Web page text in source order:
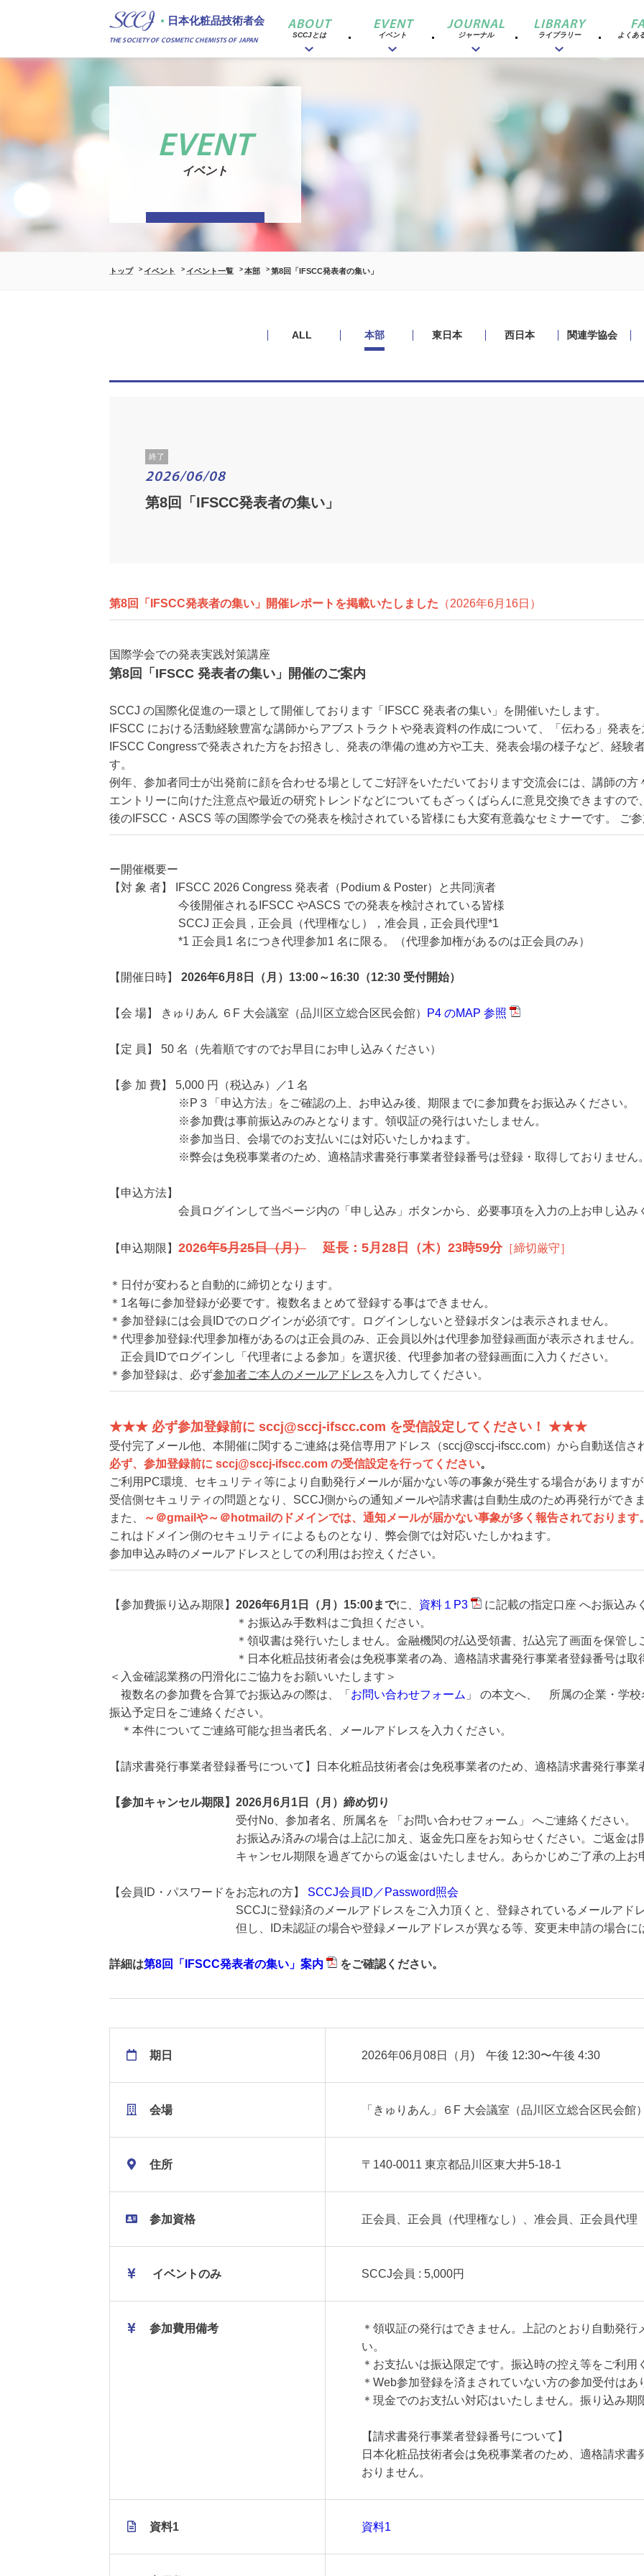
日本化粧品技術者会
THE SOCIETY OF COSMETIC CHEMISTS OF JAPAN
ABOUT
SCCJとは
EVENT
イベント
JOURNAL
ジャーナル
LIBRARY
ライブラリー よくあ
EVENT
イベント
トップ イベント イベント一覧 本部 第8回「IFSCC発表者の集い」
ALL 本部 東日本 西日本 関連学協会
終了
2026/06/08
第8回「IFSCC発表者の集い」
第8回「IFSCC発表者の集い」 開催レポート を掲載いたしました （2026年6月16日）
国際学会での発表実践対策講座
第8回「IFSCC 発表者の集い」開催のご案内
SCCJ の国際化促進の一環として開催しております「IFSCC 発表者の集い」を開催いたします。
IFSCC における活動経験豊富な講師からアブストラクトや発表資料の作成について、「伝わる」発表
IFSCC Congressで発表された方をお招きし、発表の準備の進め方や工夫、発表会場の様子など、経験
す。
例年、参加者同士が出発前に顔を合わせる場としてご好評をいただいております交流会には、講師の方
エントリーに向けた注意点や最近の研究トレンドなどについてもざっくばらんに意見交換できますの
後のIFSCC・ASCS 等の国際学会での発表を検討されている皆様にも大変有意義なセミナーです。 ご
ー開催概要ー
【対 象 者】 IFSCC 2026 Congress 発表者（Podium & Poster）と共同演者
今後開催されるIFSCC やASCS での発表を検討されている皆様
SCCJ 正会員，正会員（代理権なし），准会員，正会員代理*1
*1 正会員1 名につき代理参加1 名に限る。（代理参加権があるのは正会員のみ）
【開催日時】 2026年6月8日（月）13:00～16:30（12:30 受付開始）
【会 場】 きゅりあん ６F 大会議室（品川区立総合区民会館） P4 のMAP 参照
【定 員】 50 名（先着順ですのでお早目にお申し込みください）
【参 加 費】 5,000 円（税込み）／1 名
※P３「申込方法」をご確認の上、お申込み後、期限までに参加費をお振込みください。
※参加費は事前振込みのみとなります。領収証の発行はいたしません。
※参加当日、会場でのお支払いには対応いたしかねます。
※弊会は免税事業者のため、適格請求書発行事業者登録番号は登録・取得しておりません
【申込方法】
会員ログインして当ページ内の「申し込み」ボタンから、必要事項を入力の上お申し込み
【申込期限】 2026年5月25日（月） 延長：5月28日（木）23時59分［締切厳守］
＊日付が変わると自動的に締切となります。
＊1名毎に参加登録が必要です。複数名まとめて登録する事はできません。
＊参加登録には会員IDでのログインが必須です。ログインしないと登録ボタンは表示されません。
＊代理参加登録:代理参加権があるのは正会員のみ、正会員以外は代理参加登録画面が表示されません。
正会員IDでログインし「代理者による参加」を選択後、代理参加者の登録画面に入力ください。
＊参加登録は、必ず参加者ご本人のメールアドレス を入力してください。
★★★ 必ず参加登録前に sccj@sccj-ifscc.com を受信設定してください！ ★★★
受付完了メール他、本開催に関するご連絡は発信専用アドレス（sccj@sccj-ifscc.com）から自動送信さ
必ず、参加登録前に sccj@sccj-ifscc.com の受信設定を行ってください。
ご利用PC環境、セキュリティ等により自動発行メールが届かない等の事象が発生する場合があります
受信側セキュリティの問題となり、SCCJ側からの通知メールや請求書は自動生成のため再発行ができ
また、
～＠gmailや～＠hotmailのドメインでは、通知メールが届かない事象が多く報告されております
これはドメイン側のセキュリティによるものとなり、弊会側では対応いたしかねます。
参加申込み時のメールアドレスとしての利用はお控えください。
【参加費振り込み期限】 2026年6月1日（月）15:00までに、 資料１P3
に記載の指定口座 へお振込み
＊お振込み手数料はご負担ください。
＊領収書は発行いたしません。金融機関の払込受領書、払込完了画面を保管しご
＊日本化粧品技術者会は免税事業者の為、適格請求書発行事業者登録番号は取得
＜入金確認業務の円滑化にご協力をお願いいたします＞
複数名の参加費を合算でお振込みの際は、「 お問い合わせフォーム 」 の本文へ、 所属の企業・学
振込予定日をご連絡ください。
＊本件についてご連絡可能な担当者氏名、メールアドレスを入力ください。
【請求書発行事業者登録番号について】日本化粧品技術者会は免税事業者のため、適格請求書発行事
【参加キャンセル期限】2026月6月1日（月）締め切り
受付No、参加者名、所属名を 「お問い合わせフォーム」 へご連絡ください。
お振込み済みの場合は上記に加え、返金先口座をお知らせください。ご返金は開催
キャンセル期限を過ぎてからの返金はいたしません。あらかじめご了承の上お申
【会員ID・パスワードをお忘れの方】 SCCJ会員ID／Password照会
SCCJに登録済のメールアドレスをご入力頂くと、登録されているメールアドレス
但し、ID未認証の場合や登録メールアドレスが異なる等、変更未申請の場合には
詳細は第8回「IFSCC発表者の集い」案内 をご確認ください。
期日 2026年06月08日（月) 午後 12:30〜午後 4:30
会場 「きゅりあん」６F 大会議室（品川区立総合区民会館
住所 〒140-0011 東京都品川区東大井5-18-1
参加資格 正会員、正会員（代理権なし）、准会員、正会員代理
イベントのみ SCCJ会員 : 5,000円
参加費用備考
＊領収証の発行はできません。上記のとおり自動発
い。
＊お支払いは振込限定です。振込時の控え等をご利用
＊Web参加登録を済まされていない方の参加受付はあ
＊現金でのお支払い対応はいたしません。振り込み
【請求書発行事業者登録番号について】
日本化粧品技術者会は免税事業者のため、適格請求
おりません。
資料1 資料1